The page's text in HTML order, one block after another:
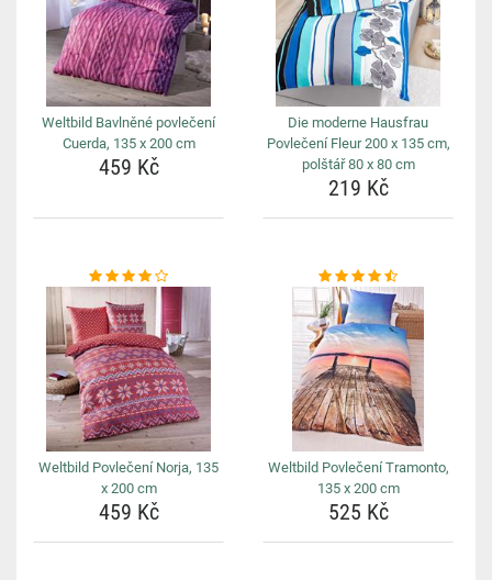
Weltbild Bavlněné povlečení
Cuerda, 135 x 200 cm
459 Kč
Die moderne Hausfrau
Povlečení Fleur 200 x 135 cm,
polštář 80 x 80 cm
219 Kč
Weltbild Povlečení Norja, 135
x 200 cm
459 Kč
Weltbild Povlečení Tramonto,
135 x 200 cm
525 Kč